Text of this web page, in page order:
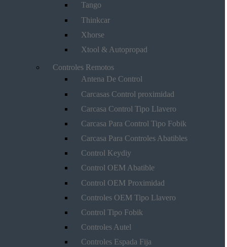
Tango
Thinkcar
Xhorse
Xtool & Autopropad
Controles Remotos
Antena De Control
Carcasas Control proximidad
Carcasa Control Tipo Llavero
Carcasa Para Control Tipo Fobik
Carcasa Para Controles Abatibles
Control Keydiy
Control OEM Abatible
Control OEM Proximidad
Controles OEM Tipo Llavero
Control Tipo Fobik
Controles Autel
Controles Espada Fija